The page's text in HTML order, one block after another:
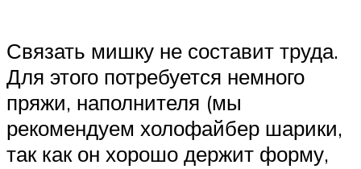
Связать мишку не составит труда.
Для этого потребуется немного
пряжи, наполнителя (мы
рекомендуем холофайбер шарики,
так как он хорошо держит форму,